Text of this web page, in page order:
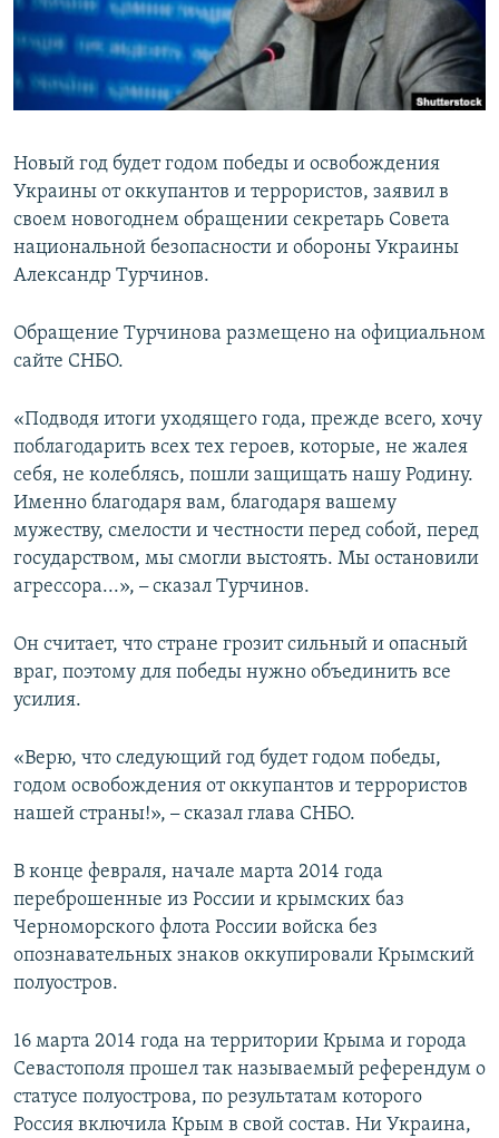
ПОБЕДИТЕЛЕЙ НЕ СУДЯТ?
КРЫМ.НЕПОКОРЕННЫЙ
ELIFBE
ПРИСОЕДИНЯЙТЕСЬ!
Все сайты RFE/RL
Новый год будет годом победы и освобождения
Украины от оккупантов и террористов, заявил в
своем новогоднем обращении секретарь Совета
национальной безопасности и обороны Украины
Александр Турчинов.
Обращение Турчинова размещено на официальном
сайте СНБО.
«Подводя итоги уходящего года, прежде всего, хочу
поблагодарить всех тех героев, которые, не жалея
себя, не колеблясь, пошли защищать нашу Родину.
Именно благодаря вам, благодаря вашему
мужеству, смелости и честности перед собой, перед
государством, мы смогли выстоять. Мы остановили
агрессора...», –сказал Турчинов.
Он считает, что стране грозит сильный и опасный
враг, поэтому для победы нужно объединить все
усилия.
«Верю, что следующий год будет годом победы,
годом освобождения от оккупантов и террористов
нашей страны!», –сказал глава СНБО.
В конце февраля, начале марта 2014 года
переброшенные из России и крымских баз
Черноморского флота России войска без
опознавательных знаков оккупировали Крымский
полуостров.
16 марта 2014 года на территории Крыма и города
Севастополя прошел так называемый референдум о
статусе полуострова, по результатам которого
Россия включила Крым в свой состав. Ни Украина,